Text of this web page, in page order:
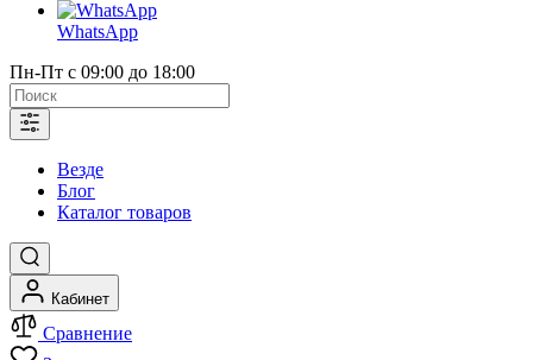
WhatsApp
Пн-Пт с 09:00 до 18:00
Везде
Блог
Каталог товаров
Кабинет
Сравнение